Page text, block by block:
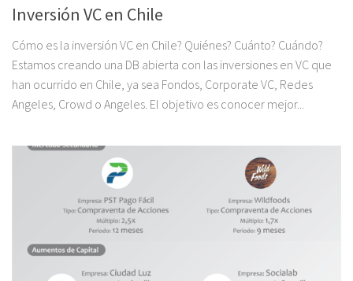
Inversión VC en Chile
Cómo es la inversión VC en Chile? Quiénes? Cuánto? Cuándo?
Estamos creando una DB abierta con las inversiones en VC que
han ocurrido en Chile, ya sea Fondos, Corporate VC, Redes
Angeles, Crowd o Angeles. El objetivo es conocer mejor...